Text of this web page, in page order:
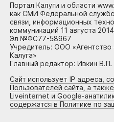
Портал Калуги и области
как СМИ Федеральной
связи, информационных
коммуникаций 11 августа
Эл №ФС77-58967
Учредитель: ООО
Калуга»
Главный редактор: Ивкин В.П.
Сайт использует IP адреса,
Пользователей сайта, а
Liveinternet и Google-
содержатся в Политике по